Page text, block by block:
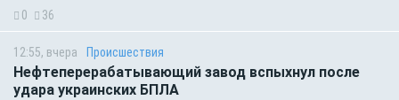
0 36
12:55, вчера Происшествия
Нефтеперерабатывающий завод вспыхнул после
удара украинских БПЛА